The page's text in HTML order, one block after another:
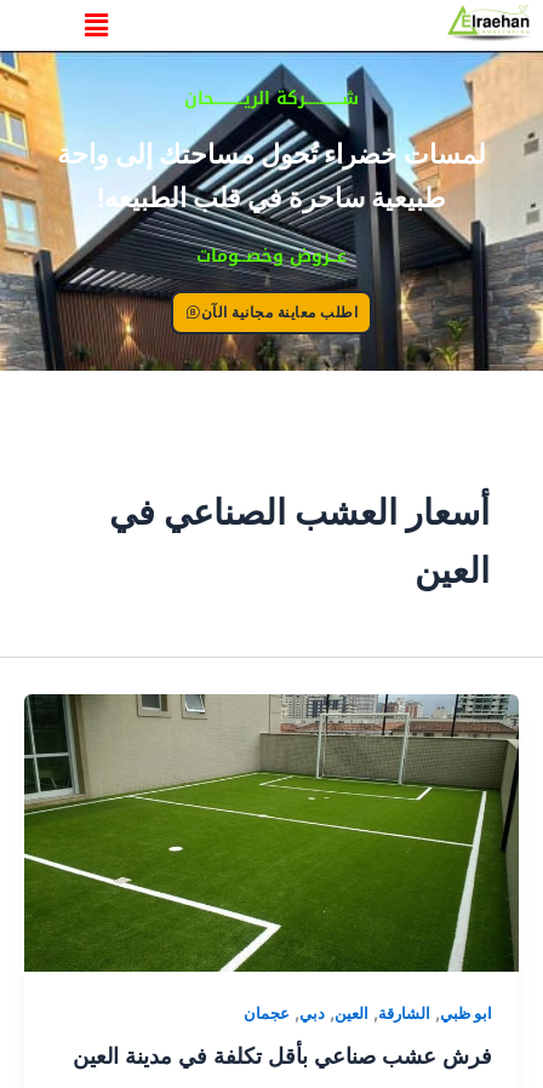
تخطي
إلى
المحتوى
القائمة
شــــــــــركة الريــــــــحان
لمسات خضراء تُحول مساحتك إلى واحة
طبيعية ساحرة في قلب الطبيعه!
عــروض وخصــومات
اطلب معاينة مجانية الآن
أسعار العشب الصناعي في
العين
ابو ظبي, الشارقة, العين, دبي, عجمان
فرش عشب صناعي بأقل تكلفة في مدينة العين